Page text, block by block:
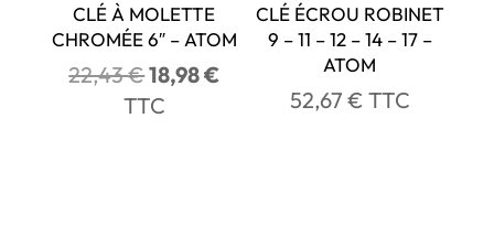
CLÉ À MOLETTE
CHROMÉE 6″ – ATOM
22,43€Le
prix
18,98€Le
TTC
CLÉ ÉCROU ROBINET
9 – 11 – 12 – 14 – 17 –
ATOM
52,67 € TTC